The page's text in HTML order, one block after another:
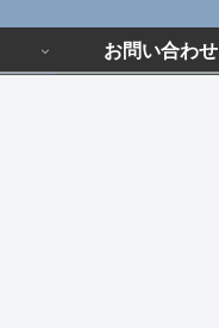
お問い合わせ